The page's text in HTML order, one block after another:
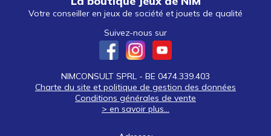
Votre conseiller en jeux de société et jouets de qualité
Suivez-nous sur
NIMCONSULT SPRL - BE 0474.339.403
Charte du site et politique de gestion des données
Conditions générales de vente
> en savoir plus...